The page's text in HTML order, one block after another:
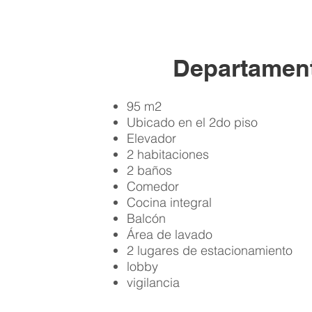
95 m2
Ubicado en el 2do piso
Elevador
2 habitaciones
2 baños
Comedor
Cocina integral
Balcón
Área de lavado
2 lugares de estacionamiento
lobby
vigilancia